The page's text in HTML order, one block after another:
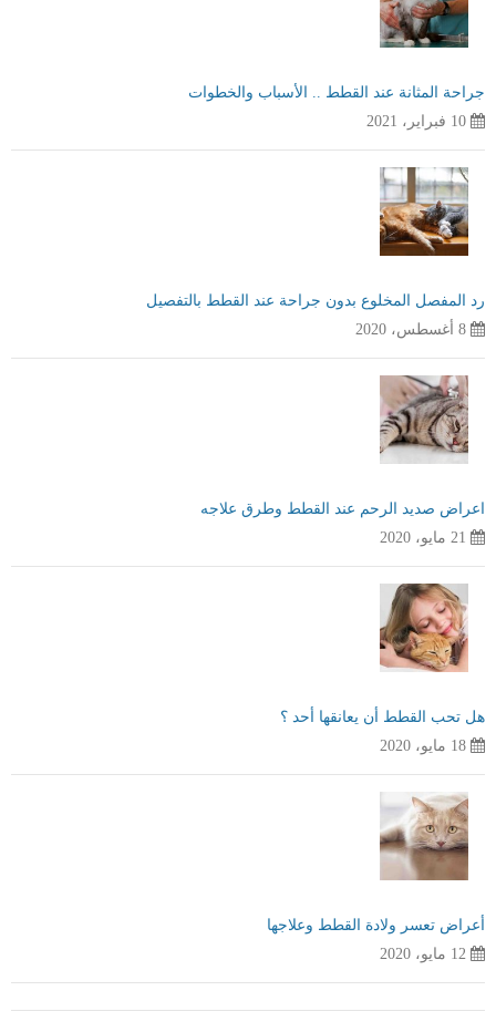
جراحة المثانة عند القطط .. الأسباب والخطوات
10 فبراير، 2021
رد المفصل المخلوع بدون جراحة عند القطط بالتفصيل
8 أغسطس، 2020
اعراض صديد الرحم عند القطط وطرق علاجه
21 مايو، 2020
هل تحب القطط أن يعانقها أحد ؟
18 مايو، 2020
أعراض تعسر ولادة القطط وعلاجها
12 مايو، 2020